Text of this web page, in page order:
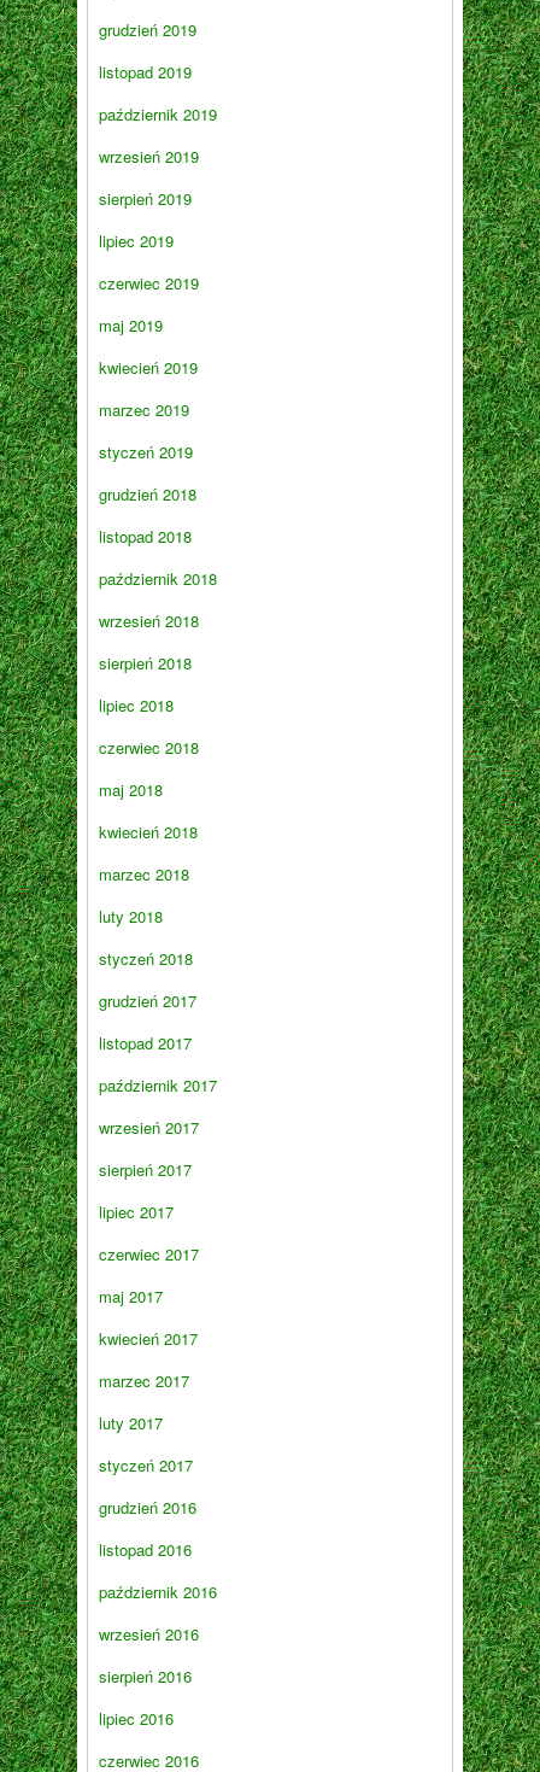
grudzień 2019
listopad 2019
październik 2019
wrzesień 2019
sierpień 2019
lipiec 2019
czerwiec 2019
maj 2019
kwiecień 2019
marzec 2019
styczeń 2019
grudzień 2018
listopad 2018
październik 2018
wrzesień 2018
sierpień 2018
lipiec 2018
czerwiec 2018
maj 2018
kwiecień 2018
marzec 2018
luty 2018
styczeń 2018
grudzień 2017
listopad 2017
październik 2017
wrzesień 2017
sierpień 2017
lipiec 2017
czerwiec 2017
maj 2017
kwiecień 2017
marzec 2017
luty 2017
styczeń 2017
grudzień 2016
listopad 2016
październik 2016
wrzesień 2016
sierpień 2016
lipiec 2016
czerwiec 2016